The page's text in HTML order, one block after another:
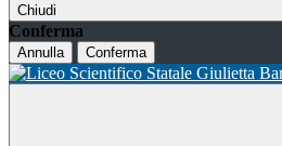
Chiudi
Conferma
Annulla Conferma